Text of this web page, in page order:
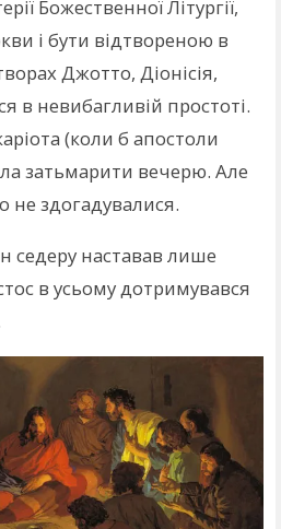
Божественної Літургії,
і бути відтвореною в
Джотто, Діонісія,
в невибагливій простоті.
(коли б апостоли
затьмарити вечерю. Але
не здогадувалися.
седеру наставав лише
в усьому дотримувався